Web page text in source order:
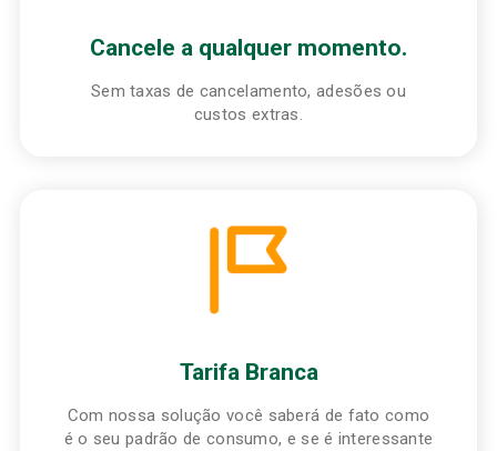
Cancele a qualquer momento.
Sem taxas de cancelamento, adesões ou
custos extras.
Tarifa Branca
Com nossa solução você saberá de fato como
é o seu padrão de consumo, e se é interessante